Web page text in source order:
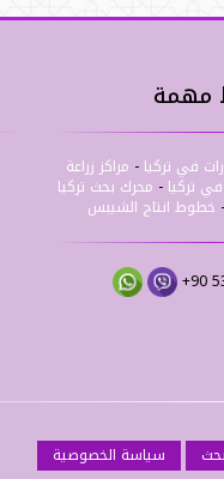
مهمة
في تركيا - مراكز زراعة
تركيا - محرك بحث تركيا
- خطوط انتاج الشيبس
+90
سياسة الخصوصية